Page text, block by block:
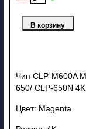
Чип CLP-M600A
650/ CLP-650N 4K
Цвет: Magenta